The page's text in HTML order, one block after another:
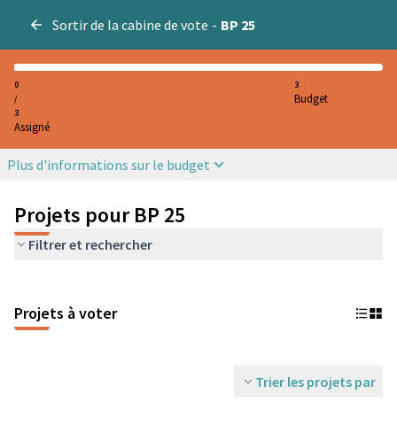
Sortir de la cabine de vote - BP 25
0
/
3
Assigné
3
Budget
Plus d'informations sur le budget
Projets pour BP 25
Filtrer et rechercher
Projets à voter
Trier les projets par